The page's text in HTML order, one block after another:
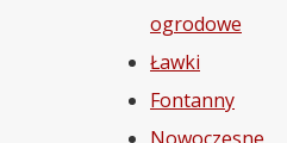
ogrodowe
Ławki
Fontanny